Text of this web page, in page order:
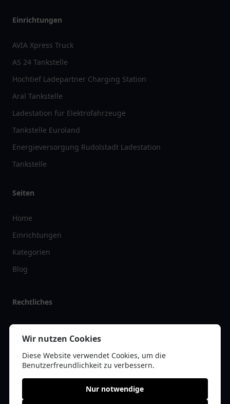
Einrichtungen
AVIA Xpress Truck
AS 24 Tankstelle
Hochtief Ladepartner Charging Station
Aral Tankstelle
Ladestation für Elektrofahrzeuge
Tankstelle Euroland
Energieversorgung Rudolstadt Ladestation
Tankstelle
Seiten
Home
Einrichtungen
Kategorien
Blog
Rechtliches
Impressum
Datenschutz
Kontakt
Wir nutzen Cookies
Diese Website verwendet Cookies, um die
Benutzerfreundlichkeit zu verbessern.
Nur notwendige